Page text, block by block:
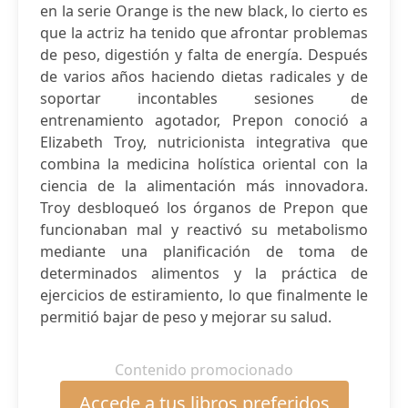
en la serie Orange is the new black, lo cierto es
que la actriz ha tenido que afrontar problemas
de peso, digestión y falta de energía. Después
de varios años haciendo dietas radicales y de
soportar incontables sesiones de
entrenamiento agotador, Prepon conoció a
Elizabeth Troy, nutricionista integrativa que
combina la medicina holística oriental con la
ciencia de la alimentación más innovadora.
Troy desbloqueó los órganos de Prepon que
funcionaban mal y reactivó su metabolismo
mediante una planificación de toma de
determinados alimentos y la práctica de
ejercicios de estiramiento, lo que finalmente le
permitió bajar de peso y mejorar su salud.
Contenido promocionado
Accede a tus libros preferidos